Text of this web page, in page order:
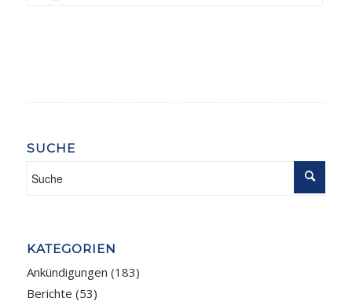
SUCHE
KATEGORIEN
Ankündigungen (183)
Berichte (53)